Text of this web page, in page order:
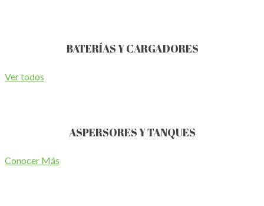
BATERÍAS Y CARGADORES
Ver todos
ASPERSORES Y TANQUES
Conocer Más